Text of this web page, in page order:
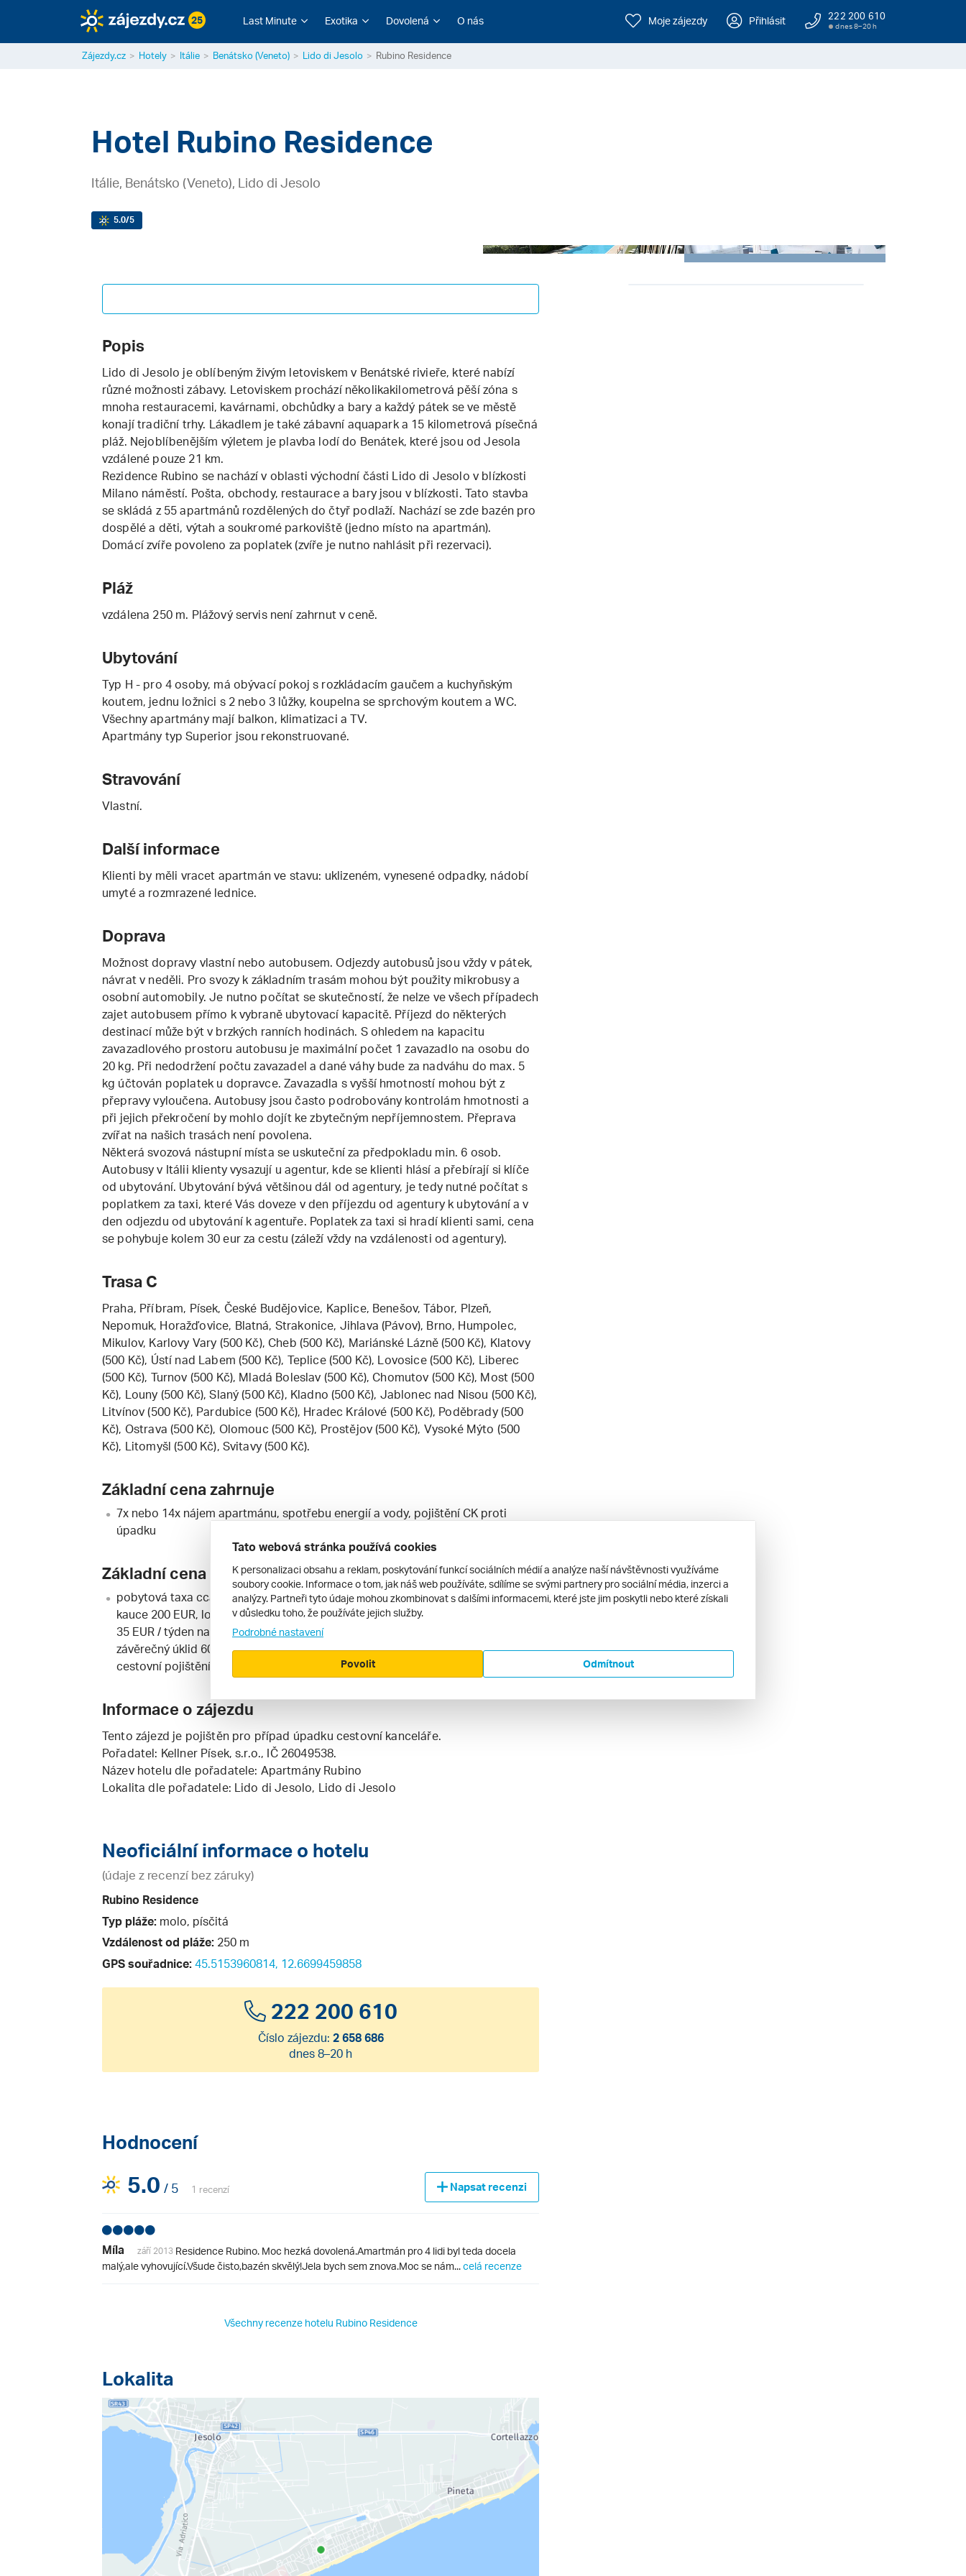
25 Last Minute Exotika Dovolená O nás Moje zájezdy Přihlásit 222 200 610
dnes 8–20 h
Zájezdy.cz Hotely Itálie Benátsko (Veneto) Lido di Jesolo Rubino Residence
Hotel Rubino Residence
Itálie, Benátsko (Veneto), Lido di Jesolo
5.0/5
Popis
Lido di Jesolo je oblíbeným živým letoviskem v Benátské rivieře, které nabízí
různé možnosti zábavy. Letoviskem prochází několikakilometrová pěší zóna s
mnoha restauracemi, kavárnami, obchůdky a bary a každý pátek se ve městě
konají tradiční trhy. Lákadlem je také zábavní aquapark a 15 kilometrová písečná
pláž. Nejoblíbenějším výletem je plavba lodí do Benátek, které jsou od Jesola
vzdálené pouze 21 km.
Rezidence Rubino se nachází v oblasti východní části Lido di Jesolo v blízkosti
Milano náměstí. Pošta, obchody, restaurace a bary jsou v blízkosti. Tato stavba
se skládá z 55 apartmánů rozdělených do čtyř podlaží. Nachází se zde bazén pro
dospělé a děti, výtah a soukromé parkoviště (jedno místo na apartmán).
Domácí zvíře povoleno za poplatek (zvíře je nutno nahlásit při rezervaci).
Pláž
vzdálena 250 m. Plážový servis není zahrnut v ceně.
Ubytování
Typ H - pro 4 osoby, má obývací pokoj s rozkládacím gaučem a kuchyňským
koutem, jednu ložnici s 2 nebo 3 lůžky, koupelna se sprchovým koutem a WC.
Všechny apartmány mají balkon, klimatizaci a TV.
Apartmány typ Superior jsou rekonstruované.
Stravování
Vlastní.
Další informace
Klienti by měli vracet apartmán ve stavu: uklizeném, vynesené odpadky, nádobí
umyté a rozmrazené lednice.
Doprava
Možnost dopravy vlastní nebo autobusem. Odjezdy autobusů jsou vždy v pátek,
návrat v neděli. Pro svozy k základním trasám mohou být použity mikrobusy a
osobní automobily. Je nutno počítat se skutečností, že nelze ve všech případech
zajet autobusem přímo k vybraně ubytovací kapacitě. Příjezd do některých
destinací může být v brzkých ranních hodinách. S ohledem na kapacitu
zavazadlového prostoru autobusu je maximální počet 1 zavazadlo na osobu do
20 kg. Při nedodržení počtu zavazadel a dané váhy bude za nadváhu do max. 5
kg účtován poplatek u dopravce. Zavazadla s vyšší hmotností mohou být z
přepravy vyloučena. Autobusy jsou často podrobovány kontrolám hmotnosti a
při jejich překročení by mohlo dojít ke zbytečným nepříjemnostem. Přeprava
zvířat na našich trasách není povolena.
Některá svozová nástupní místa se uskuteční za předpokladu min. 6 osob.
Autobusy v Itálii klienty vysazují u agentur, kde se klienti hlásí a přebírají si klíče
od ubytování. Ubytování bývá většinou dál od agentury, je tedy nutné počítat s
poplatkem za taxi, které Vás doveze v den příjezdu od agentury k ubytování a v
den odjezdu od ubytování k agentuře. Poplatek za taxi si hradí klienti sami, cena
se pohybuje kolem 30 eur za cestu (záleží vždy na vzdálenosti od agentury).
Trasa C
Praha, Příbram, Písek, České Budějovice, Kaplice, Benešov, Tábor, Plzeň,
Nepomuk, Horažďovice, Blatná, Strakonice, Jihlava (Pávov), Brno, Humpolec,
Mikulov, Karlovy Vary (500 Kč), Cheb (500 Kč), Mariánské Lázně (500 Kč), Klatovy
(500 Kč), Ústí nad Labem (500 Kč), Teplice (500 Kč), Lovosice (500 Kč), Liberec
(500 Kč), Turnov (500 Kč), Mladá Boleslav (500 Kč), Chomutov (500 Kč), Most (500
Kč), Louny (500 Kč), Slaný (500 Kč), Kladno (500 Kč), Jablonec nad Nisou (500 Kč),
Litvínov (500 Kč), Pardubice (500 Kč), Hradec Králové (500 Kč), Poděbrady (500
Kč), Ostrava (500 Kč), Olomouc (500 Kč), Prostějov (500 Kč), Vysoké Mýto (500
Kč), Litomyšl (500 Kč), Svitavy (500 Kč).
Základní cena zahrnuje
7x nebo 14x nájem apartmánu, spotřebu energií a vody, pojištění CK proti
úpadku
Základní cena nezahrnuje
pobytová taxa cca 1 EUR / osoba nad 12 let / noc (platba na místě), vratná
kauce 200 EUR, ložní prádlo a ručník na vyžádání 14 EUR / osoba, domácí zvíře
35 EUR / týden na vyžádání, dětská postýlka na vyžádání 35 EUR / týden,
závěrečný úklid 60 EUR / apartmán (pokud klienti sami apartmán neuklidí),
cestovní pojištění
Informace o zájezdu
Tento zájezd je pojištěn pro případ úpadku cestovní kanceláře.
Pořadatel: Kellner Písek, s.r.o., IČ 26049538.
Název hotelu dle pořadatele: Apartmány Rubino
Lokalita dle pořadatele: Lido di Jesolo, Lido di Jesolo
Neoficiální informace o hotelu
(údaje z recenzí bez záruky)
Rubino Residence
Typ pláže: molo, písčitá
Vzdálenost od pláže: 250 m
GPS souřadnice: 45.5153960814, 12.6699459858
222 200 610
Číslo zájezdu: 2 658 686
dnes 8–20 h
Hodnocení
5.0 / 5 1 recenzí Napsat recenzi
Míla září 2013 Residence Rubino. Moc hezká dovolená.Amartmán pro 4 lidi byl teda docela
malý,ale vyhovující.Všude čisto,bazén skvělý!Jela bych sem znova.Moc se nám...celá recenze
Všechny recenze hotelu Rubino Residence
Lokalita
Tato webová stránka používá cookies
K personalizaci obsahu a reklam, poskytování funkcí sociálních médií a analýze naší návštěvnosti využíváme
soubory cookie. Informace o tom, jak náš web používáte, sdílíme se svými partnery pro sociální média, inzerci a
analýzy. Partneři tyto údaje mohou zkombinovat s dalšími informacemi, které jste jim poskytli nebo které získali
v důsledku toho, že používáte jejich služby.
Podrobné nastavení
Odmítnout
Povolit